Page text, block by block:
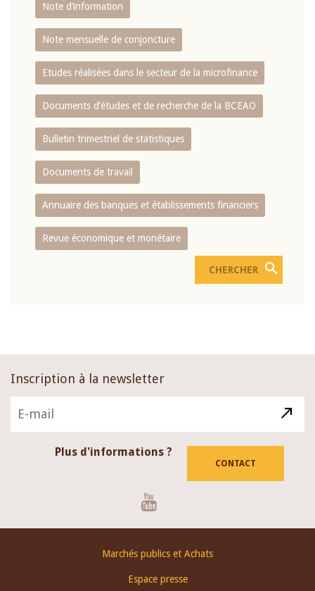
Note d’information
Note mensuelle de conjoncture
Etudes réalisées dans le secteur de la microfinance
Documents d’études et de recherche de la BCEAO
Bulletin trimestriel de statistiques
Documents de travail
Annuaire des banques et établissements financiers
Revue économique et monétaire
Inscription à la newsletter
Plus d'informations ?
CONTACT
Marchés publics et Achats
Espace presse